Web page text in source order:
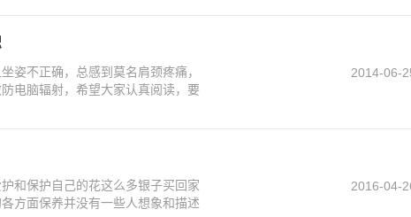
姿不正确，总感到莫名肩颈疼痛，
电脑辐射，希望大家认真阅读，要
2014-06-
和保护自己的花这么多银子买回家
方面保养并没有一些人想象和描述
2016-04-